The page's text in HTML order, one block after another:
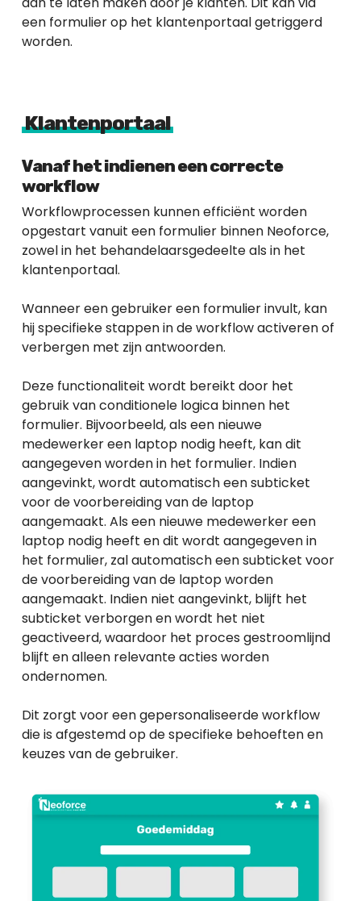
een formulier op het klantenportaal getriggerd
worden.
Klantenportaal
Vanaf het indienen een correcte
workflow
Workflowprocessen kunnen efficiënt worden
opgestart vanuit een formulier binnen Neoforce,
zowel in het behandelaarsgedeelte als in het
klantenportaal.
Wanneer een gebruiker een formulier invult, kan
hij specifieke stappen in de workflow activeren of
verbergen met zijn antwoorden.
Deze functionaliteit wordt bereikt door het
gebruik van conditionele logica binnen het
formulier. Bijvoorbeeld, als een nieuwe
medewerker een laptop nodig heeft, kan dit
aangegeven worden in het formulier. Indien
aangevinkt, wordt automatisch een subticket
voor de voorbereiding van de laptop
aangemaakt. Als een nieuwe medewerker een
laptop nodig heeft en dit wordt aangegeven in
het formulier, zal automatisch een subticket voor
de voorbereiding van de laptop worden
aangemaakt. Indien niet aangevinkt, blijft het
subticket verborgen en wordt het niet
geactiveerd, waardoor het proces gestroomlijnd
blijft en alleen relevante acties worden
ondernomen.
Dit zorgt voor een gepersonaliseerde workflow
die is afgestemd op de specifieke behoeften en
keuzes van de gebruiker.